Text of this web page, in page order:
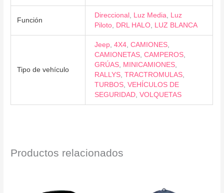
Función
Direccional , Luz Media, Luz
Piloto, DRL HALO, LUZ BLANCA
Tipo de vehículo
Jeep,4X4,CAMIONES,
CAMIONETAS,CAMPEROS,
GRÚAS, MINICAMIONES,
RALLYS,TRACTROMULAS,
TURBOS,VEHÍCULOS DE
SEGURIDAD,VOLQUETAS
Productos relacionados